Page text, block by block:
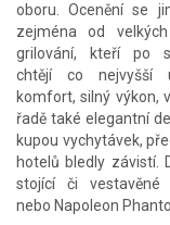
oboru. Ocenění se
zejména od
grilování, kteří po
chtějí co nejvyšší
komfort, silný výkon,
řadě také elegantní
kupou vychytávek,
hotelů bledly závistí.
stojící či
nebo Napoleon